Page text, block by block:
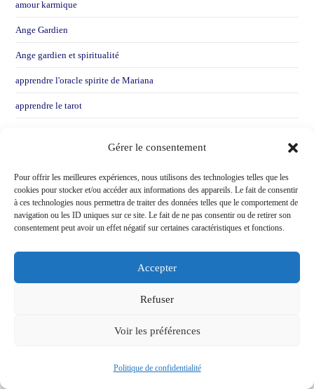
Gérer le consentement
Pour offrir les meilleures expériences, nous utilisons des technologies telles que les
cookies pour stocker et/ou accéder aux informations des appareils. Le fait de consentir
à ces technologies nous permettra de traiter des données telles que le comportement de
navigation ou les ID uniques sur ce site. Le fait de ne pas consentir ou de retirer son
consentement peut avoir un effet négatif sur certaines caractéristiques et fonctions.
Accepter
Refuser
Voir les préférences
Politique de confidentialité
amour karmique
Ange Gardien
Ange gardien et spiritualité
apprendre l'oracle spirite de Mariana
apprendre le tarot
Inclassable
Oracle Gé
Rupture affective
Spiritualité